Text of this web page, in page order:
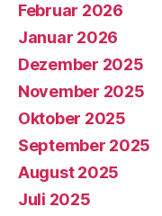
Februar 2026
Januar 2026
Dezember 2025
November 2025
Oktober 2025
September 2025
August 2025
Juli 2025